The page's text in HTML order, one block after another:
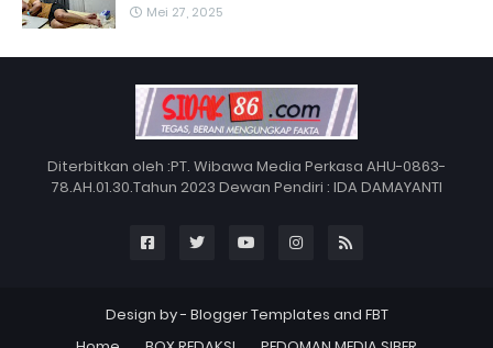
Mei 27, 2025
Diterbitkan oleh :PT. Wibawa Media Perkasa AHU-0863-
78.AH.01.30.Tahun 2023 Dewan Pendiri : IDA DAMAYANTI
Design by - Blogger Templates and FBT